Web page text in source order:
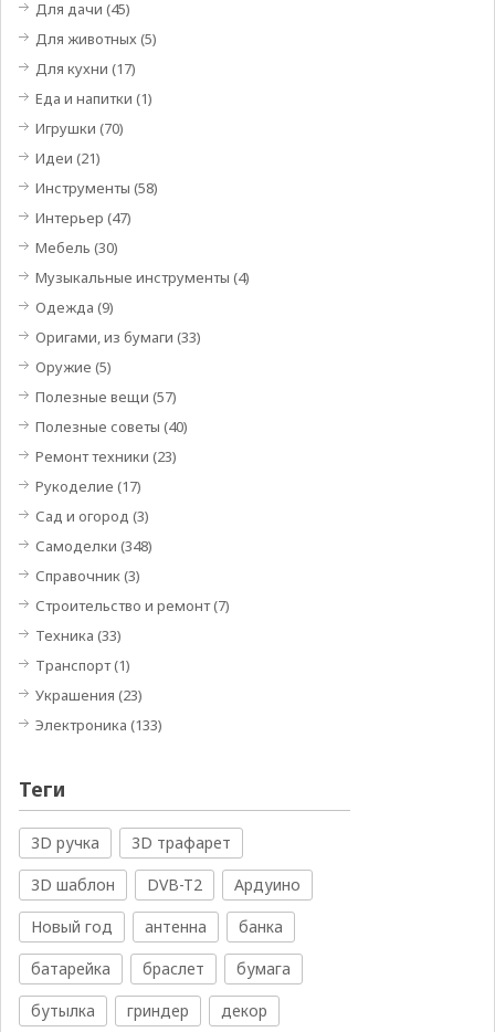
Для дачи (45)
Для животных(5)
Для кухни (17)
Еда и напитки (1)
Игрушки (70)
Идеи (21)
Инструменты (58)
Интерьер (47)
Мебель (30)
Музыкальные инструменты (4)
Одежда (9)
Оригами, из бумаги (33)
Оружие (5)
Полезные вещи (57)
Полезные советы (40)
Ремонт техники (23)
Рукоделие (17)
Сад и огород (3)
Самоделки (348)
Справочник(3)
Строительство и ремонт(7)
Техника (33)
Транспорт(1)
Украшения (23)
Электроника (133)
Теги
3D ручка
3D трафарет
3D шаблон
DVB-T2
Ардуино
Новый год
антенна
банка
батарейка
браслет
бумага
бутылка
гриндер
декор